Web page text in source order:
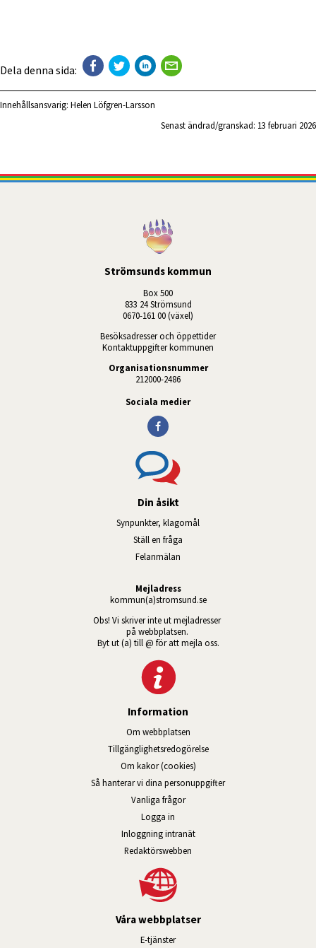
Dela denna sida:
Innehållsansvarig: Helen Löfgren-Larsson
Senast ändrad/granskad: 13 februari 2026
Strömsunds kommun
Box 500
833 24 Strömsund
0670-161 00 (växel)
Besöksadresser och öppettider
Kontaktuppgifter kommunen
Organisationsnummer
212000-2486
Sociala medier
Din åsikt
Synpunkter, klagomål
Ställ en fråga
Felanmälan
Mejladress
kommun(a)stromsund.se
Obs! Vi skriver inte ut mejladresser
på webbplatsen.
Byt ut (a) till @ för att mejla oss.
Information
Om webbplatsen
Tillgänglig­hets­redo­görelse
Om kakor (cookies)
Så hanterar vi dina personuppgifter
Vanliga frågor
Logga in
Inloggning intranätÖppnas i nytt fönster.
Redaktörswebben
Våra webbplatser
E-tjänsterLänk till annan webbplats, öppnas i